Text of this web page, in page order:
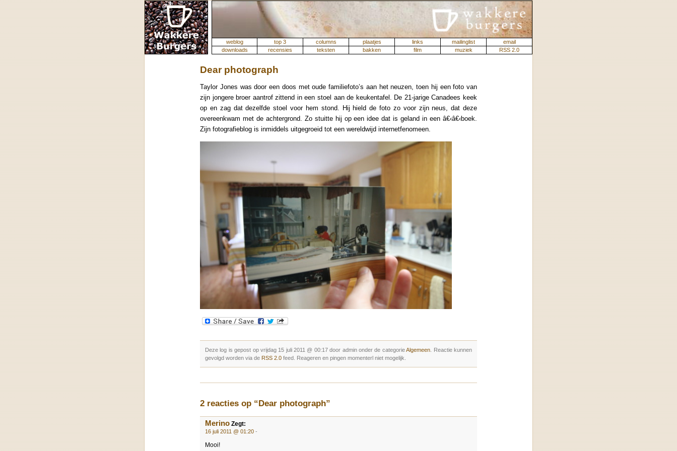
weblog top 3 columns plaatjes links mailinglist
email
downloads
recensies teksten bakken film muziek RSS 2.0
Dear photograph
Taylor Jones was door een doos met oude familiefoto’s aan het neuzen, toen hij een foto van
zijn jongere broer aantrof zittend in een stoel aan de keukentafel. De 21-jarige Canadees keek
op en zag dat dezelfde stoel voor hem stond. Hij hield de foto zo voor zijn neus, dat deze
overeenkwam met de achtergrond. Zo stuitte hij op een idee dat is geland in een â€‹â€‹boek.
Zijn fotografieblog is inmiddels uitgegroeid tot een wereldwijd internetfenomeen.
Deze log is gepost op vrijdag 15 juli 2011 @ 00:17 door admin onder de categorieAlgemeen . Reactie kunnen
gevolgd worden via de RSS 2.0 feed. Reageren en pingen momenterl niet mogelijk.
2 reacties op “Dear photograph”
Merino Zegt:
16 juli 2011 @ 01:20 -
Mooi!